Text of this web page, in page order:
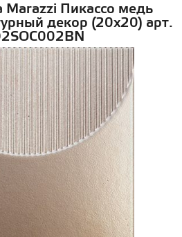
Marazzi Пикассо медь
декор (20x20) арт.